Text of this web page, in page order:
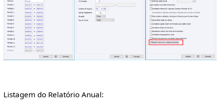
Listagem do Relatório Anual: